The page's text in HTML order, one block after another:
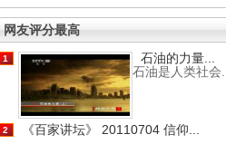
网友评分最高
1
石油的力量...
石油是人类社会...
2 《百家讲坛》 20110704 信仰...